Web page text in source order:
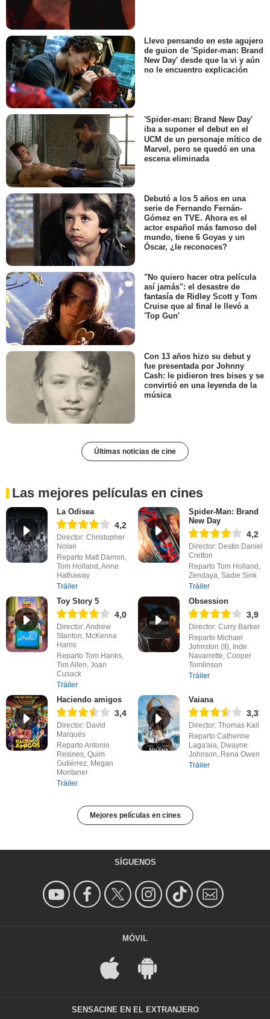
Llevo pensando en este agujero
de guion de 'Spider-man: Brand
New Day' desde que la vi y aún
no le encuentro explicación
'Spider-man: Brand New Day'
iba a suponer el debut en el
UCM de un personaje mítico de
Marvel, pero se quedó en una
escena eliminada
Debutó a los 5 años en una
serie de Fernando Fernán-
Gómez en TVE. Ahora es el
actor español más famoso del
mundo, tiene 6 Goyas y un
Óscar, ¿le reconoces?
"No quiero hacer otra película
así jamás": el desastre de
fantasía de Ridley Scott y Tom
Cruise que al final le llevó a
'Top Gun'
Con 13 años hizo su debut y
fue presentada por Johnny
Cash: le pidieron tres bises y se
convirtió en una leyenda de la
música
Últimas noticias de cine
Las mejores películas en cines
La Odisea
4,2
Director: Christopher
Nolan
Reparto Matt Damon,
Tom Holland, Anne
Hathaway
Tráiler
Spider-Man: Brand
New Day
4,2
Director: Destin Daniel
Cretton
Reparto Tom Holland,
Zendaya, Sadie Sink
Tráiler
Toy Story 5
4,0
Director: Andrew
Stanton, McKenna
Harris
Reparto Tom Hanks,
Tim Allen, Joan
Cusack
Tráiler
Obsession
3,9
Director: Curry Barker
Reparto Michael
Johnston (II), Inde
Navarrette, Cooper
Tomlinson
Tráiler
Haciendo amigos
3,4
Director: David
Marqués
Reparto Antonio
Resines, Quim
Gutiérrez, Megan
Montaner
Tráiler
Vaiana
3,3
Director: Thomas Kail
Reparto Catherine
Laga'aia, Dwayne
Johnson, Rena Owen
Tráiler
Mejores películas en cines
SÍGUENOS
MÓVIL
SENSACINE EN EL EXTRANJERO